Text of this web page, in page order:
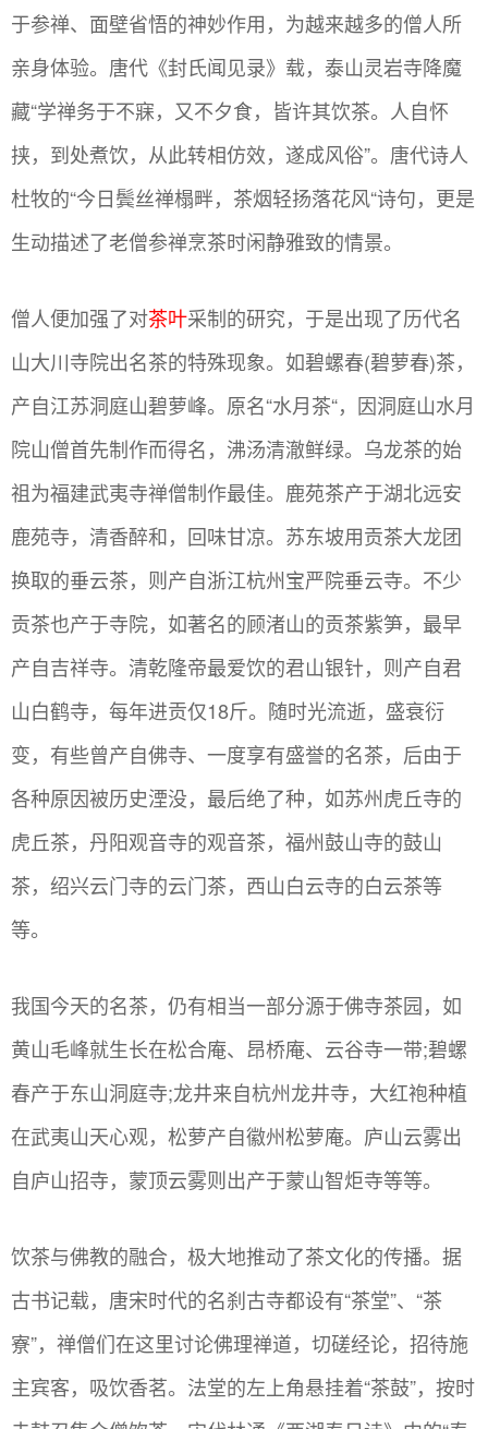
于参禅、面壁省悟的神妙作用，为越来越多的僧人所
亲身体验。唐代《封氏闻见录》载，泰山灵岩寺降魔
藏“学禅务于不寐，又不夕食，皆许其饮茶。人自怀
挟，到处煮饮，从此转相仿效，遂成风俗”。唐代诗人
杜牧的“今日鬓丝禅榻畔，茶烟轻扬落花风“诗句，更是
生动描述了老僧参禅烹茶时闲静雅致的情景。
僧人便加强了对茶叶采制的研究，于是出现了历代名
山大川寺院出名茶的特殊现象。如碧螺春(碧萝春)茶，
产自江苏洞庭山碧萝峰。原名“水月茶“，因洞庭山水月
院山僧首先制作而得名，沸汤清澈鲜绿。乌龙茶的始
祖为福建武夷寺禅僧制作最佳。鹿苑茶产于湖北远安
鹿苑寺，清香醉和，回味甘凉。苏东坡用贡茶大龙团
换取的垂云茶，则产自浙江杭州宝严院垂云寺。不少
贡茶也产于寺院，如著名的顾渚山的贡茶紫笋，最早
产自吉祥寺。清乾隆帝最爱饮的君山银针，则产自君
山白鹤寺，每年进贡仅18斤。随时光流逝，盛衰衍
变，有些曾产自佛寺、一度享有盛誉的名茶，后由于
各种原因被历史湮没，最后绝了种，如苏州虎丘寺的
虎丘茶，丹阳观音寺的观音茶，福州鼓山寺的鼓山
茶，绍兴云门寺的云门茶，西山白云寺的白云茶等
等。
我国今天的名茶，仍有相当一部分源于佛寺茶园，如
黄山毛峰就生长在松合庵、昂桥庵、云谷寺一带;碧螺
春产于东山洞庭寺;龙井来自杭州龙井寺，大红袍种植
在武夷山天心观，松萝产自徽州松萝庵。庐山云雾出
自庐山招寺，蒙顶云雾则出产于蒙山智炬寺等等。
饮茶与佛教的融合，极大地推动了茶文化的传播。据
古书记载，唐宋时代的名刹古寺都设有“茶堂”、“茶
寮”，禅僧们在这里讨论佛理禅道，切磋经论，招待施
主宾客，吸饮香茗。法堂的左上角悬挂着“茶鼓”，按时